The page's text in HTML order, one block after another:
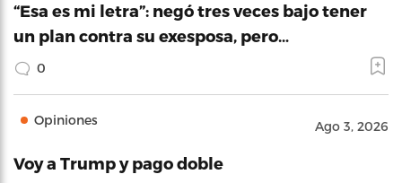
“Esa es mi letra”: negó tres veces bajo tener
un plan contra su exesposa, pero…
0
Opiniones Ago 3, 2026
Voy a Trump y pago doble